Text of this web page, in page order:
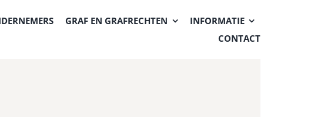
GRAF EN GRAFRECHTEN
INFORMATIE
CONTACT